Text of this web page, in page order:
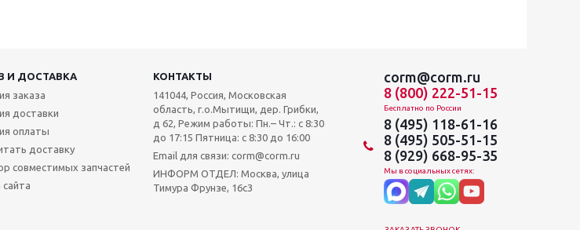
И ДОСТАВКА
КОНТАКТЫ
заказа
доставки
оплаты
доставку
совместимых запчастей
141044, Россия, Московская
область, г.о.Мытищи, дер. Грибки,
д 62, Режим работы: Пн.– Чт.: с 8:30
до 17:15 Пятница: c 8:30 до 16:00
Email для связи: corm@corm.ru
ИНФОРМ ОТДЕЛ: Москва, улица
Тимура Фрунзе, 16с3
corm@corm.ru
8 (800) 222-51-15
Бесплатно по России
8 (495) 118-61-16
8 (495) 505-51-15
8 (929) 668-95-35
Мы в социальных сетях: